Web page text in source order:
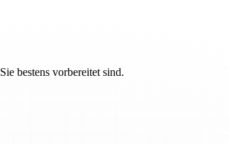
bestens vorbereitet sind.